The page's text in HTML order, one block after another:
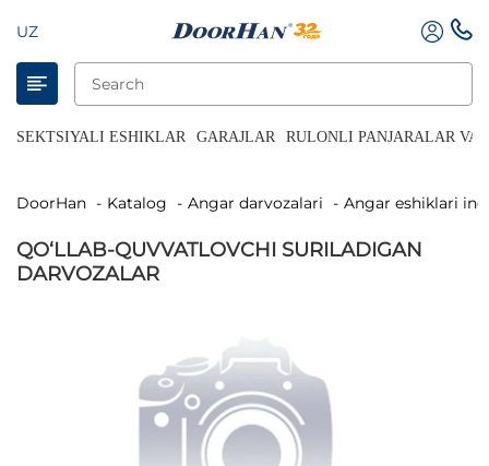
UZ
SEKTSIYALI ESHIKLAR GARAJLAR RULONLI PANJARALAR VA
DoorHan Katalog Angar darvozalari Angar eshiklari
QO‘LLAB-QUVVATLOVCHI SURILADIGAN
DARVOZALAR